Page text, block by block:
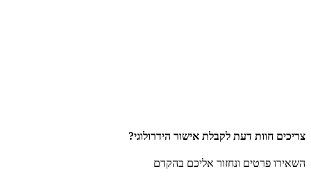
צריכים חוות דעת לקבלת אישור הידרולוגי?
השאירו פרטים ונחזור אליכם בהקדם